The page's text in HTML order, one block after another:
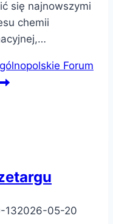
się najnowszymi
chemii
Forum
132026-05-20